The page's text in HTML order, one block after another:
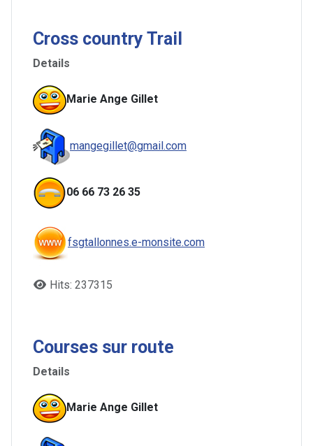
Cross country Trail
Details
Marie Ange Gillet
mangegillet@gmail.com
06 66 73 26 35
fsgtallonnes.e-monsite.com
Hits: 237315
Courses sur route
Details
Marie Ange Gillet